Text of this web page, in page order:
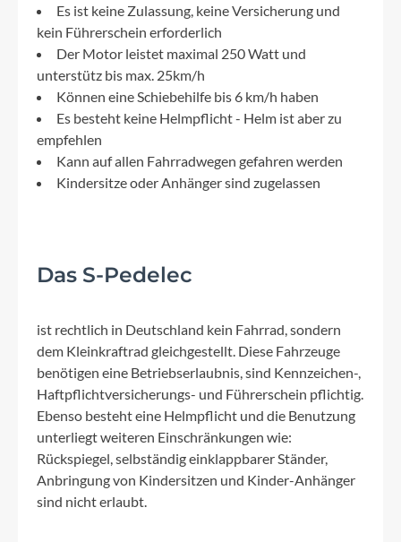
Es ist keine Zulassung, keine Versicherung und
kein Führerschein erforderlich
Der Motor leistet maximal 250 Watt und
unterstütz bis max. 25km/h
Können eine Schiebehilfe bis 6 km/h haben
Es besteht keine Helmpflicht - Helm ist aber zu
empfehlen
Kann auf allen Fahrradwegen gefahren werden
Kindersitze oder Anhänger sind zugelassen
Das S-Pedelec
ist rechtlich in Deutschland kein Fahrrad, sondern
dem Kleinkraftrad gleichgestellt. Diese Fahrzeuge
benötigen eine Betriebserlaubnis, sind Kennzeichen-,
Haftpflichtversicherungs- und Führerschein pflichtig.
Ebenso besteht eine Helmpflicht und die Benutzung
unterliegt weiteren Einschränkungen wie:
Rückspiegel, selbständig einklappbarer Ständer,
Anbringung von Kindersitzen und Kinder-Anhänger
sind nicht erlaubt.